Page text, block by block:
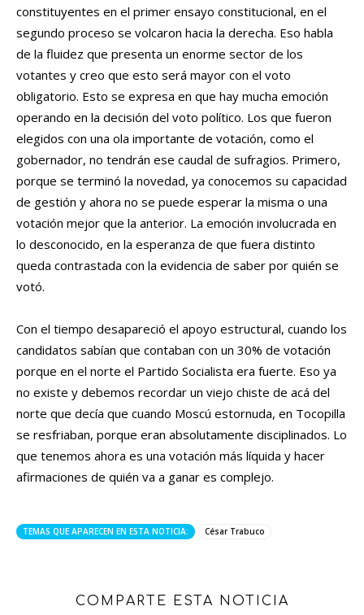
constituyentes en el primer ensayo constitucional, en el
segundo proceso se volcaron hacia la derecha. Eso habla
de la fluidez que presenta un enorme sector de los
votantes y creo que esto será mayor con el voto
obligatorio. Esto se expresa en que hay mucha emoción
operando en la decisión del voto político. Los que fueron
elegidos con una ola importante de votación, como el
gobernador, no tendrán ese caudal de sufragios. Primero,
porque se terminó la novedad, ya conocemos su capacidad
de gestión y ahora no se puede esperar la misma o una
votación mejor que la anterior. La emoción involucrada en
lo desconocido, en la esperanza de que fuera distinto
queda contrastada con la evidencia de saber por quién se
votó.
Con el tiempo desapareció el apoyo estructural, cuando los
candidatos sabían que contaban con un 30% de votación
porque en el norte el Partido Socialista era fuerte. Eso ya
no existe y debemos recordar un viejo chiste de acá del
norte que decía que cuando Moscú estornuda, en Tocopilla
se resfriaban, porque eran absolutamente disciplinados. Lo
que tenemos ahora es una votación más líquida y hacer
afirmaciones de quién va a ganar es complejo.
TEMAS QUE APARECEN EN ESTA NOTICIA: César Trabuco
COMPARTE ESTA NOTICIA